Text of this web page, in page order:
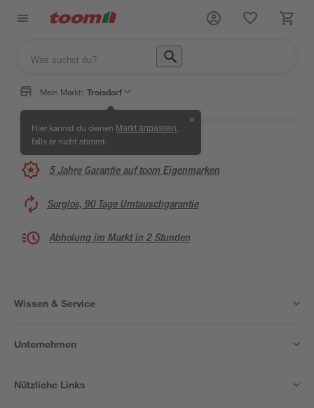
Mein Markt: Troisdorf
Hier kannst du deinen Markt anpassen
falls er nicht stimmt.
✕
5 Jahre Garantie auf toom Eigenmarken
Sorglos, 90 Tage Umtauschgarantie
Abholung im Markt in 2 Stunden
Wissen & Service
Unternehmen
Nützliche Links